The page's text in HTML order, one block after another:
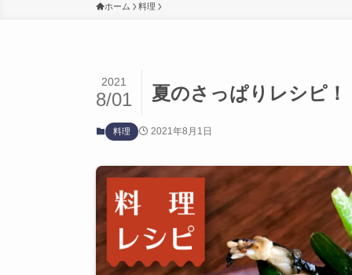
ホーム 料理
夏のさっぱりレシピ
2021
8/01
料理 2021年8月1日